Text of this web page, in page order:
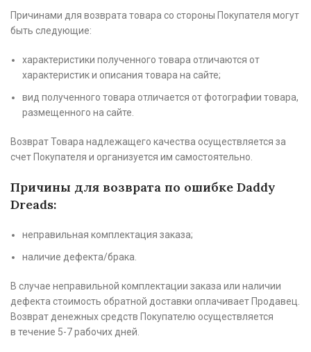
Причинами для возврата товара со стороны Покупателя могут
быть следующие:
характеристики полученного товара отличаются от
характеристик и описания товара на сайте;
вид полученного товара отличается от фотографии товара,
размещенного на сайте.
Возврат Товара надлежащего качества осуществляется за
счет Покупателя и организуется им самостоятельно.
Причины для возврата по ошибке Daddy
Dreads:
неправильная комплектация заказа;
наличие дефекта/брака.
В случае неправильной комплектации заказа или наличии
дефекта стоимость обратной доставки оплачивает Продавец.
Возврат денежных средств Покупателю осуществляется
в течение 5-7 рабочих дней.